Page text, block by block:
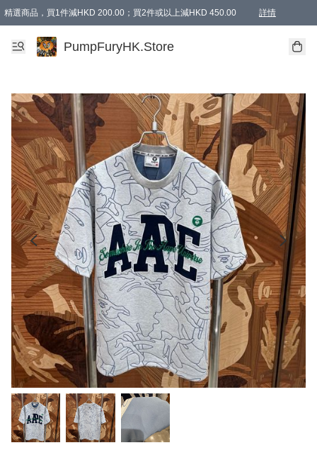
精選商品，買1件減HKD 200.00；買2件或以上減HKD 450.00 詳情
AAPE商品,會員專享9折或以上（按會員等級）AAPE products, members can
精選商品，任選買2件或以上減HKD 100.00
購物滿 HKD 800.00即享免運費優惠！（適用於 特定的送貨方式 )
PumpFuryHK.Store